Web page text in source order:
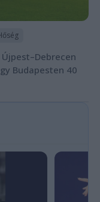
Budapesten 40